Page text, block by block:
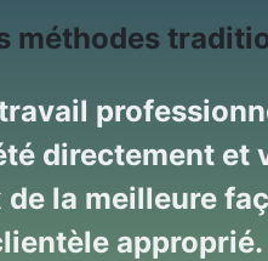
méthodes
directement et
la meilleure